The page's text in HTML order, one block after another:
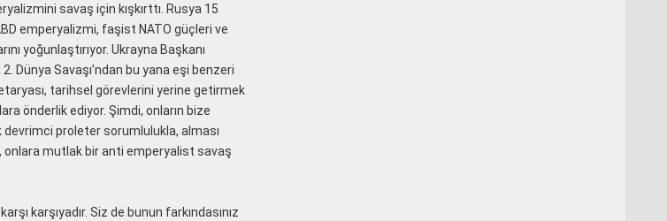
savaş için kışkırttı. Rusya 15
emperyalizmi, faşist NATO güçleri ve
yoğunlaştırıyor. Ukrayna Başkanı
Dünya Savaşı’ndan bu yana eşi benzeri
tarihsel görevlerini yerine getirmek
önderlik ediyor. Şimdi, onların bize
devrimci proleter sorumlulukla, alması
onlara mutlak bir anti emperyalist savaş
karşıyadır. Siz de bunun farkındasınız